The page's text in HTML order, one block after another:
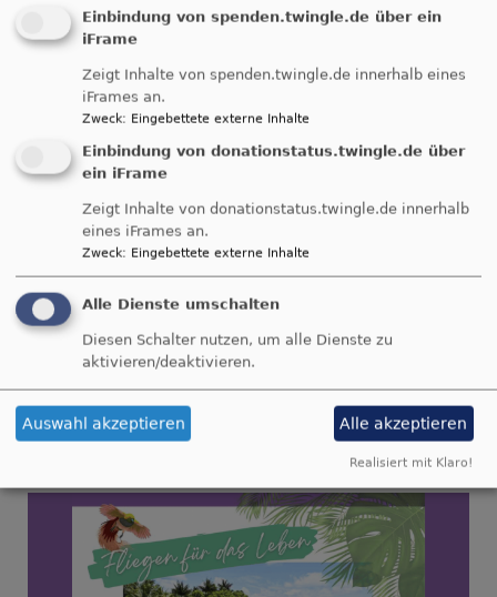
Möttingen St. Georg Möttingen
Breadcrumb
Startseite Vortrag : Fliegen für das Leben
Vortrag : Fliegen für
das Leben
HERZLICHE EINLADUNG
FREITAG
13.2
DEININGEN GEMEINDEHAUS --->
Einbindung von spenden.twingle.de über ein
iFrame
Zeigt Inhalte von spenden.twingle.de innerhalb eines
iFrames an.
Zweck: Eingebettete externe Inhalte
Einbindung von donationstatus.twingle.de über
ein iFrame
Zeigt Inhalte von donationstatus.twingle.de innerhalb
eines iFrames an.
Zweck: Eingebettete externe Inhalte
Alle Dienste umschalten
Diesen Schalter nutzen, um alle Dienste zu
aktivieren/deaktivieren.
Auswahl akzeptieren Alle akzeptieren
Realisiert mit Klaro!